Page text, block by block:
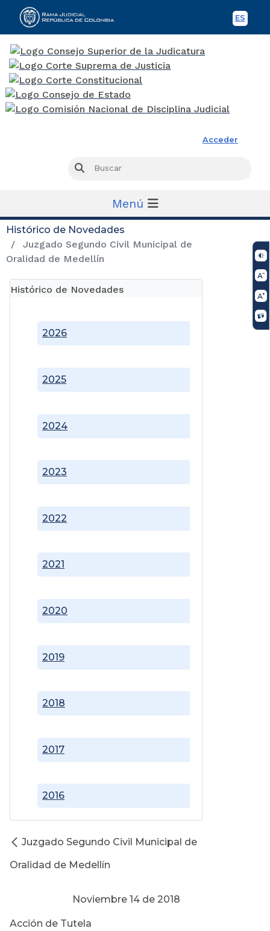
ES
Acceder
Buscar
Menú
Histórico de Novedades
Juzgado Segundo Civil Municipal de
Oralidad de Medellín
Histórico de Novedades
2016
2017
2018
2019
2020
2021
2022
2023
2024
2025
2026
Juzgado Segundo Civil Municipal de
Oralidad de Medellín
Noviembre 14 de 2018
Acción de Tutela